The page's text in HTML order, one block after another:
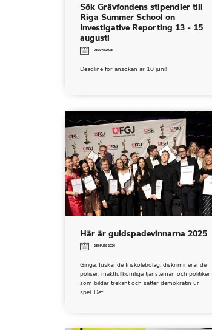
Sök Grävfondens stipendier till
Riga Summer School on
Investigative Reporting 13 - 15
augusti
03 JUNI 2026
Deadline för ansökan är 10 juni!
Här är guldspadevinnarna 2025
28 MARS 2026
Giriga, fuskande friskolebolag, diskriminerande
poliser, maktfullkomliga tjänstemän och politiker
som bildar trekant och sätter demokratin ur
spel. Det...